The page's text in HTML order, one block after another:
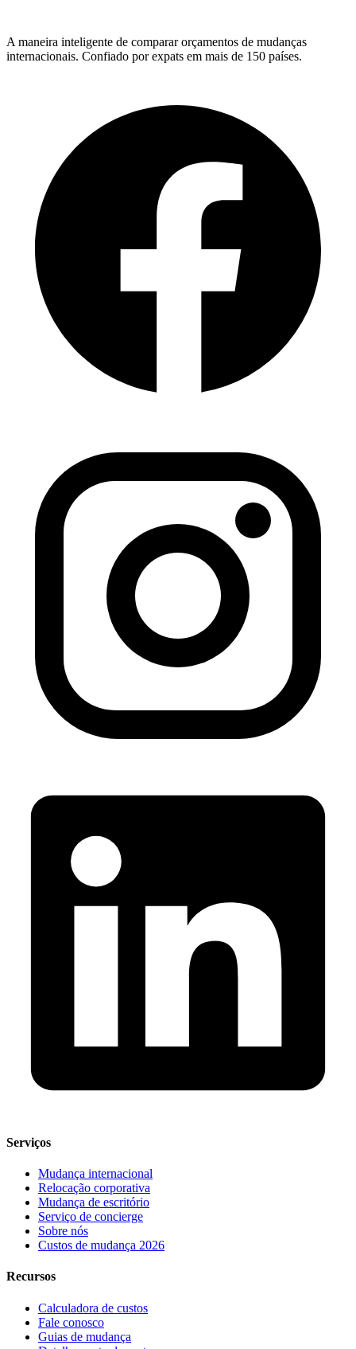
A maneira inteligente de comparar orçamentos de mudanças
internacionais. Confiado por expats em mais de 150 países.
Serviços
Mudança internacional
Relocação corporativa
Mudança de escritório
Serviço de concierge
Sobre nós
Custos de mudança 2026
Recursos
Calculadora de custos
Fale conosco
Guias de mudança